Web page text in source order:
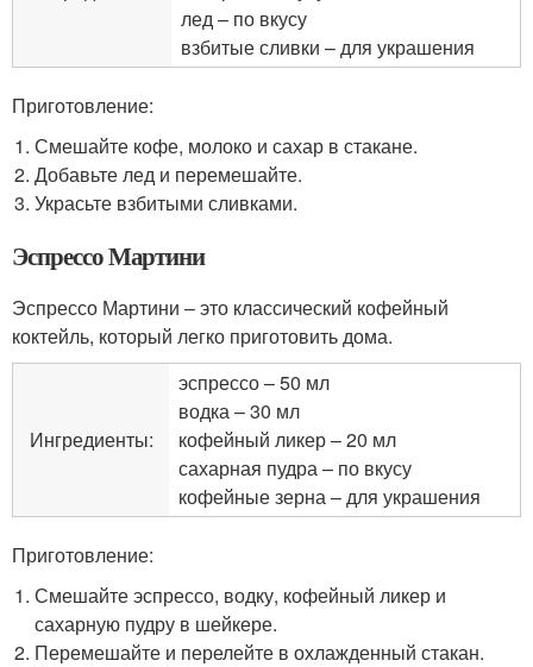
лед – по вкусу
взбитые сливки – для украшения
Приготовление:
Смешайте кофе, молоко и сахар в стакане.
Добавьте лед и перемешайте.
Украсьте взбитыми сливками.
Эспрессо Мартини
Эспрессо Мартини – это классический кофейный
коктейль, который легко приготовить дома.
Ингредиенты:
эспрессо – 50 мл
водка – 30 мл
кофейный ликер – 20 мл
сахарная пудра – по вкусу
кофейные зерна – для украшения
Приготовление:
Смешайте эспрессо, водку, кофейный ликер и
сахарную пудру в шейкере.
Перемешайте и перелейте в охлажденный стакан.